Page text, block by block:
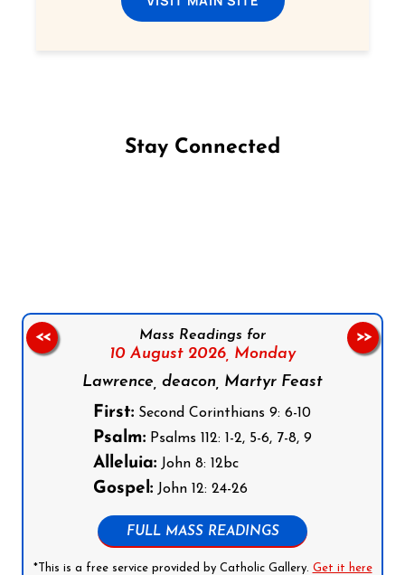
Stay Connected
Mass Readings for
10 August 2026, Monday
Lawrence, deacon, Martyr Feast
First: Second Corinthians 9: 6-10
Psalm: Psalms 112: 1-2, 5-6, 7-8, 9
Alleluia: John 8: 12bc
Gospel: John 12: 24-26
FULL MASS READINGS
*This is a free service provided by Catholic Gallery. Get it here
<< >>